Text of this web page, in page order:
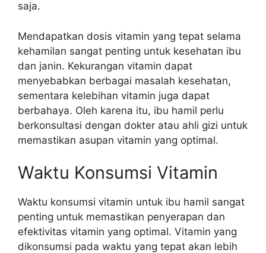
saja.
Mendapatkan dosis vitamin yang tepat selama
kehamilan sangat penting untuk kesehatan ibu
dan janin. Kekurangan vitamin dapat
menyebabkan berbagai masalah kesehatan,
sementara kelebihan vitamin juga dapat
berbahaya. Oleh karena itu, ibu hamil perlu
berkonsultasi dengan dokter atau ahli gizi untuk
memastikan asupan vitamin yang optimal.
Waktu Konsumsi Vitamin
Waktu konsumsi vitamin untuk ibu hamil sangat
penting untuk memastikan penyerapan dan
efektivitas vitamin yang optimal. Vitamin yang
dikonsumsi pada waktu yang tepat akan lebih